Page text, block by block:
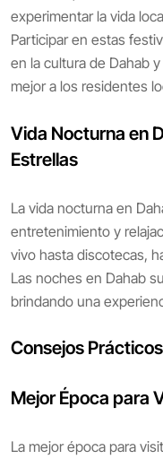
experimentar la vida
Participar en estas
en la cultura de Dahab
mejor a los residentes
Vida Nocturna en
Estrellas
La vida nocturna en
entretenimiento y
vivo hasta discotecas,
Las noches en Dahab
brindando una
Consejos
Mejor Época para
La mejor época para